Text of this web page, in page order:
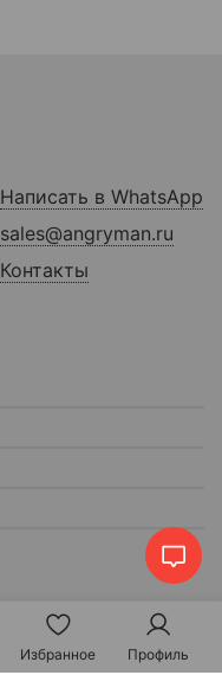
Написать в WhatsApp
sales@angryman.ru
Контакты
Избранное Профиль